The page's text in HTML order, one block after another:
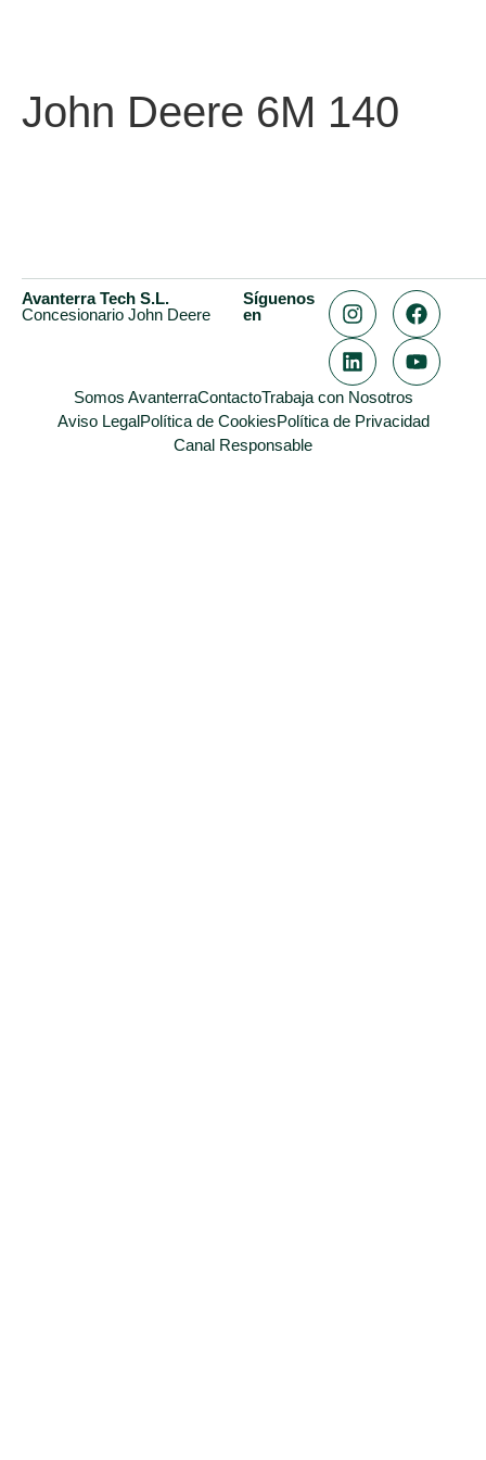
John Deere 6M 140
Avanterra Tech S.L.
Concesionario John Deere
Síguenos
en
Somos AvanterraContactoTrabaja con Nosotros
Aviso LegalPolítica de CookiesPolítica de Privacidad
Canal Responsable